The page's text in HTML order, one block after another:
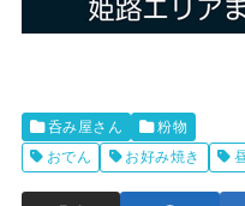
呑み屋さん
粉物
おでん
お好み焼き